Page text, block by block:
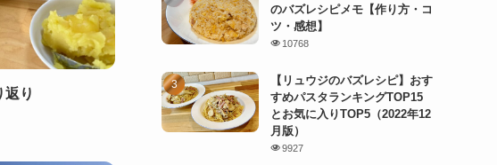
返り
のバズレシピメモ【作り方・コ
ツ・感想】
10768
【リュウジのバズレシピ】おす
すめパスタランキングTOP15
とお気に入りTOP5（2022年12
月版）
9927